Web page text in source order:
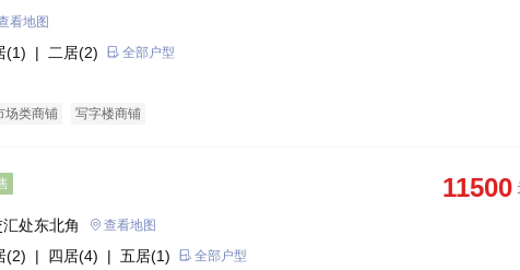
看地图
(1) | 二居(2) 全部户型
场类商铺 写字楼商铺
11500
处东北角 查看地图
(2) | 四居(4) | 五居(1) 全部户型